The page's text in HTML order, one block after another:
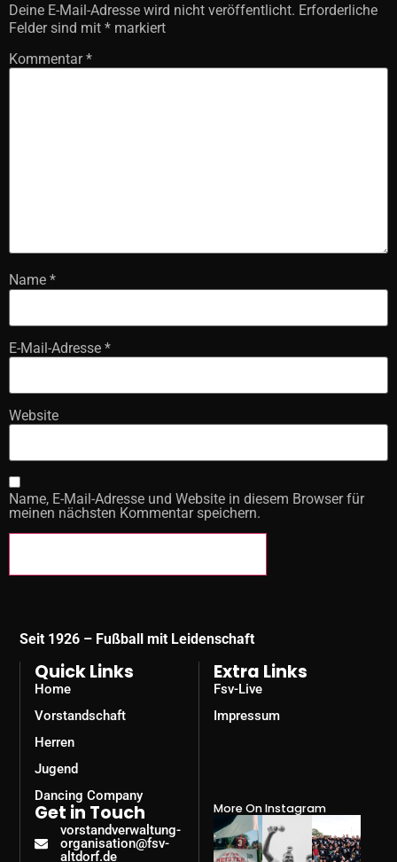
Deine E-Mail-Adresse wird nicht veröffentlicht. Erforderliche
Felder sind mit * markiert
Kommentar*
Name *
E-Mail-Adresse *
Website
Name, E-Mail-Adresse und Website in diesem Browser für
meinen nächsten Kommentar speichern.
Seit 1926 – Fußball mit Leidenschaft
Quick Links
Home
Vorstandschaft
Herren
Jugend
Dancing Company
Extra Links
Fsv-Live
Impressum
Get in Touch
vorstandverwaltung-
organisation@fsv-
altdorf.de
More On Instagram